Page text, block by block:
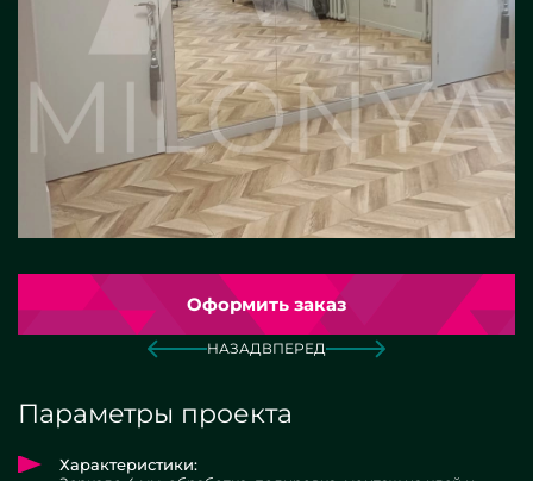
Оформить заказ
НАЗАДВПЕРЕД
Параметры проекта
Характеристики: